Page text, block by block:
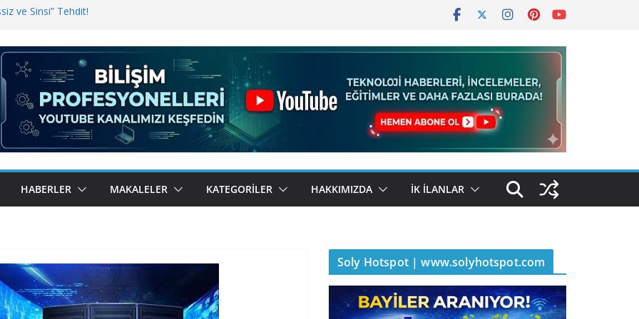
ve Sinsi” Tehdit!
Bugün BulutTahsilat’ta
Kemal Oral Tüm Sorularımızı
HABERLER MAKALELER KATEGORILER HAKKIMIZDA İK İLANLAR
Soly Hotspot | www.solyhotspot.com